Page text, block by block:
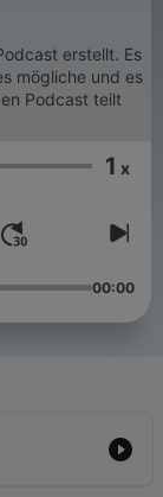
erstellt. Es
mögliche und es
Podcast teilt
1 x
00:00